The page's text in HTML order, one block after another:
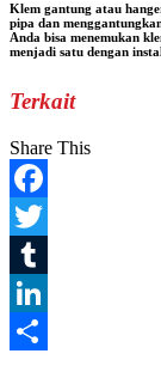
Klem gantung atau
pipa dan
Anda bisa menemukan
menjadi satu dengan
Terkait
Share This
Facebook
Twitter
Tumblr
LinkedIn